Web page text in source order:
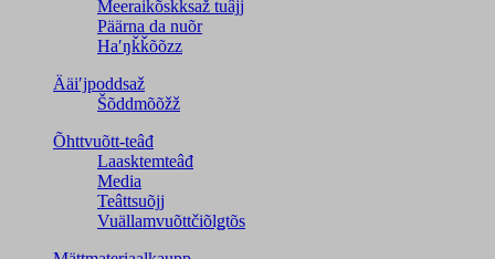
Meeraikõskksaž tuâjj
Päärna da nuõr
Haʹŋǩǩõõzz
Ääiʹjpoddsaž
Šõddmõõžž
Õhttvuõtt-teâđ
Laasktemteâđ
Media
Teâttsuõjj
Vuällamvuõttčiõlǥtõs